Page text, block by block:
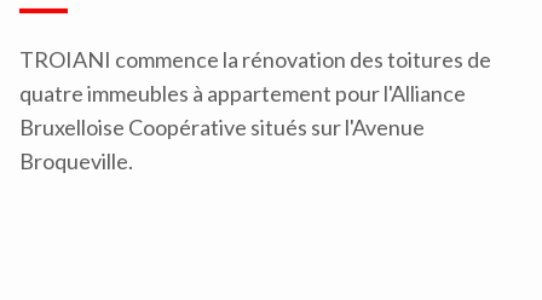
TROIANI commence la rénovation des toitures de
quatre immeubles à appartement pour l'Alliance
Bruxelloise Coopérative situés sur l'Avenue
Broqueville.